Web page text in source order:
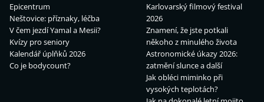
Epicentrum
Neštovice: příznaky, léčba
V čem jezdí Yamal a Mesii?
Kvízy pro seniory
Kalendář úplňků 2026
Co je bodycount?
Karlovarský filmový festival
2026
Znamení, že jste potkali
někoho z minulého života
Astronomické úkazy 2026:
zatmění slunce a další
Jak obléci miminko při
vysokých teplotách?